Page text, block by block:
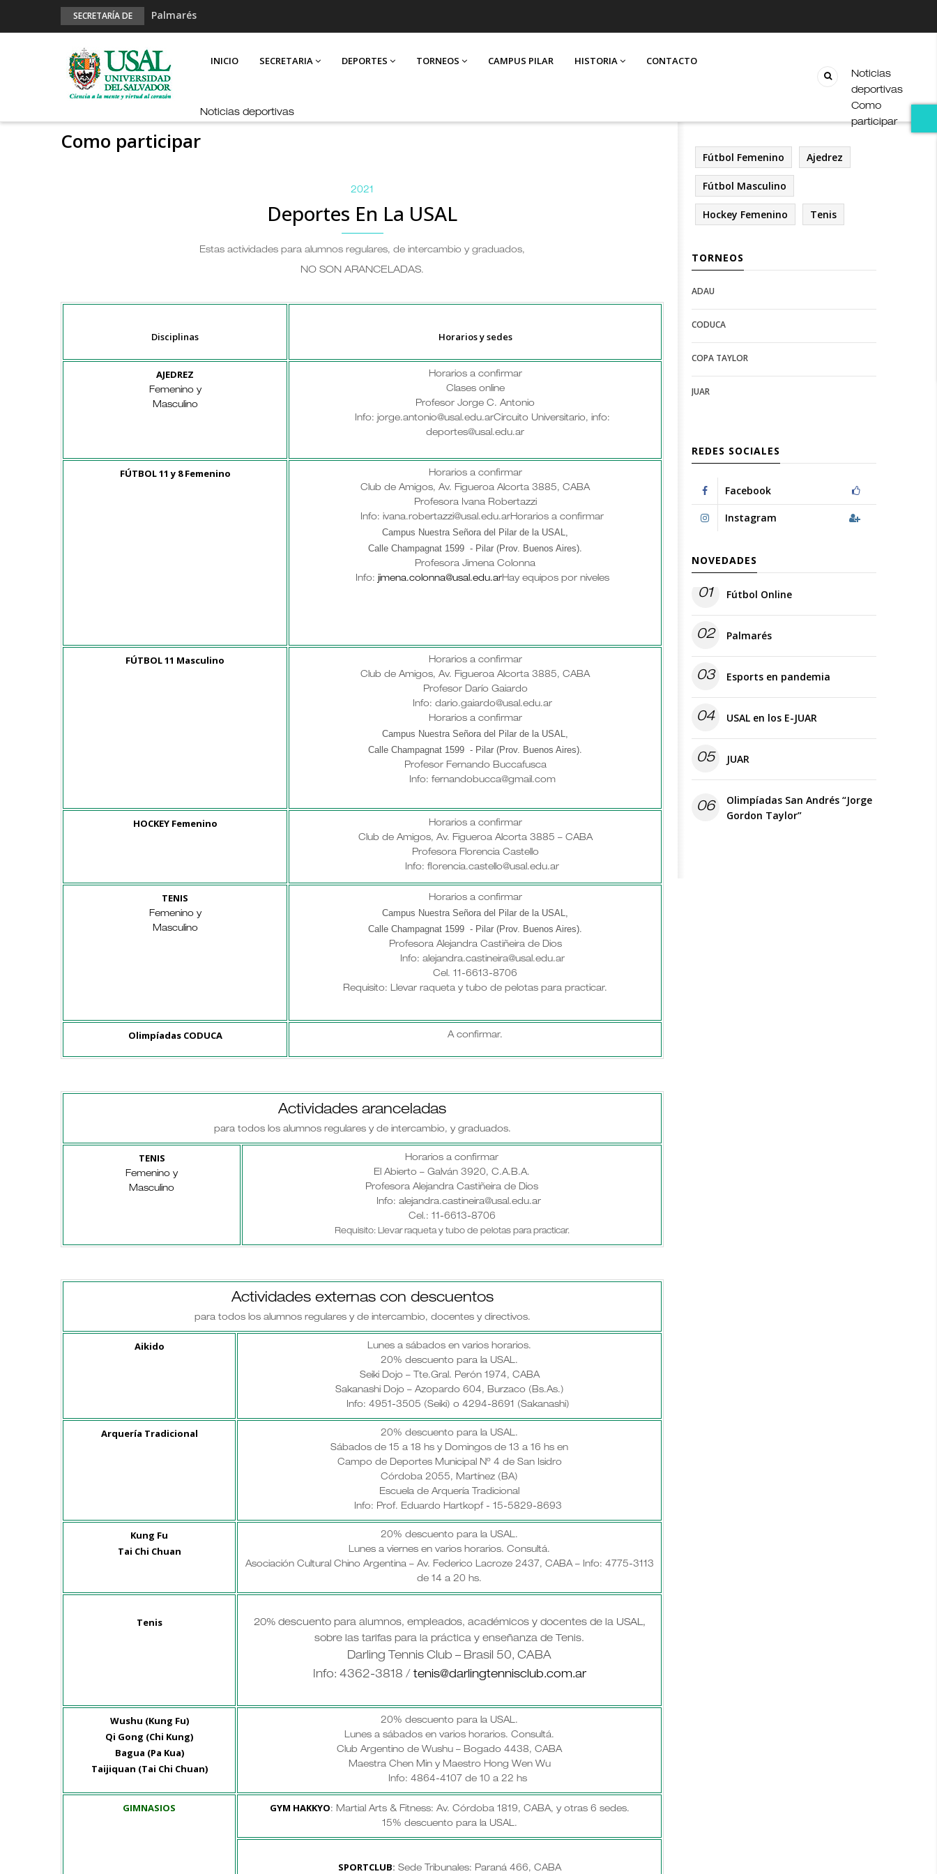
SECRETARÍA DE
Palmarés
Esports en pandemia
USAL en los E-JUAR
JUAR
Fútbol Online
MAIN
INICIO SECRETARIA DEPORTES TORNEOS CAMPUS PILAR HISTORIA CONTACTO
Noticias
deportivas
Como
participar
Noticias deportivas
Como participar
2021
Deportes En La USAL
Estas actividades para alumnos regulares, de intercambio y graduados,
NO SON ARANCELADAS.
Disciplinas Horarios y sedes
AJEDREZ
Femenino y
Masculino
Horarios a confirmar
Clases online
Profesor Jorge C. Antonio
Info: jorge.antonio@usal.edu.arCircuito Universitario, info:
deportes@usal.edu.ar
FÚTBOL 11 y 8 Femenino
Horarios a confirmar
Club de Amigos, Av. Figueroa Alcorta 3885, CABA
Profesora Ivana Robertazzi
Info: ivana.robertazzi@usal.edu.arHorarios a confirmar
Campus Nuestra Señora del Pilar de la USAL,
Calle Champagnat 1599 - Pilar (Prov. Buenos Aires).
Profesora Jimena Colonna
Info: jimena.colonna@usal.edu.arHay equipos por niveles
FÚTBOL 11 Masculino
Horarios a confirmar
Club de Amigos, Av. Figueroa Alcorta 3885, CABA
Profesor Darío Gaiardo
Info: dario.gaiardo@usal.edu.ar
Horarios a confirmar
Campus Nuestra Señora del Pilar de la USAL,
Calle Champagnat 1599 - Pilar (Prov. Buenos Aires).
Profesor Fernando Buccafusca
Info: fernandobucca@gmail.com
HOCKEY Femenino
Horarios a confirmar
Club de Amigos, Av. Figueroa Alcorta 3885 – CABA
Profesora Florencia Castello
Info: florencia.castello@usal.edu.ar
TENIS
Femenino y
Masculino
Horarios a confirmar
Campus Nuestra Señora del Pilar de la USAL,
Calle Champagnat 1599 - Pilar (Prov. Buenos Aires).
Profesora Alejandra Castiñeira de Dios
Info: alejandra.castineira@usal.edu.ar
Cel. 11-6613-8706
Requisito: Llevar raqueta y tubo de pelotas para practicar.
Olimpíadas CODUCA A confirmar.
Actividades aranceladas
para todos los alumnos regulares y de intercambio, y graduados.
TENIS
Femenino y
Masculino
Horarios a confirmar
El Abierto – Galván 3920, C.A.B.A.
Profesora Alejandra Castiñeira de Dios
Info: alejandra.castineira@usal.edu.ar
Cel.: 11-6613-8706
Requisito: Llevar raqueta y tubo de pelotas para practicar.
Actividades externas con descuentos
para todos los alumnos regulares y de intercambio, docentes y directivos.
Aikido
Lunes a sábados en varios horarios.
20% descuento para la USAL.
Seiki Dojo – Tte.Gral. Perón 1974, CABA
Sakanashi Dojo – Azopardo 604, Burzaco (Bs.As.)
Info: 4951-3505 (Seiki) o 4294-8691 (Sakanashi)
Arquería Tradicional
20% descuento para la USAL.
Sábados de 15 a 18 hs y Domingos de 13 a 16 hs en
Campo de Deportes Municipal Nº 4 de San Isidro
Córdoba 2055, Martínez (BA)
Escuela de Arquería Tradicional
Info: Prof. Eduardo Hartkopf - 15-5829-8693
Kung Fu
Tai Chi Chuan
20% descuento para la USAL.
Lunes a viernes en varios horarios. Consultá.
Asociación Cultural Chino Argentina – Av. Federico Lacroze 2437, CABA – Info: 4775-3113
de 14 a 20 hs.
Tenis
20% descuento para alumnos, empleados, académicos y docentes de la USAL,
sobre las tarifas para la práctica y enseñanza de Tenis.
Darling Tennis Club – Brasil 50, CABA
Info: 4362-3818 /tenis@darlingtennisclub.com.ar
Wushu (Kung Fu)
Qi Gong (Chi Kung)
Bagua (Pa Kua)
Taijiquan (Tai Chi Chuan)
20% descuento para la USAL.
Lunes a sábados en varios horarios. Consultá.
Club Argentino de Wushu – Bogado 4438, CABA
Maestra Chen Min y Maestro Hong Wen Wu
Info: 4864-4107 de 10 a 22 hs
GIMNASIOS GYM HAKKYO: Martial Arts & Fitness: Av. Córdoba 1819, CABA, y otras 6 sedes.
15% descuento para la USAL.
SPORTCLUB: Sede Tribunales: Paraná 466, CABA
Fútbol Femenino Ajedrez
Fútbol Masculino
Hockey Femenino Tenis
TORNEOS
Open
Deportes
configuration
options
Open
configuration
options
ADAU
CODUCA
COPA TAYLOR
JUAR
REDES SOCIALES
Facebook
Instagram
NOVEDADES
01 Fútbol Online
02 Palmarés
03 Esports en pandemia
04 USAL en los E-JUAR
05 JUAR
06
Olimpíadas San Andrés “Jorge
Gordon Taylor”